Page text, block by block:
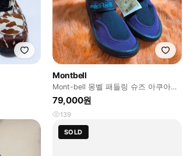
Montbell
Mont-bell 몽벨 패들링 슈즈 아쿠아슈
즈 24cm 새상품
79,000원
139
SOLD